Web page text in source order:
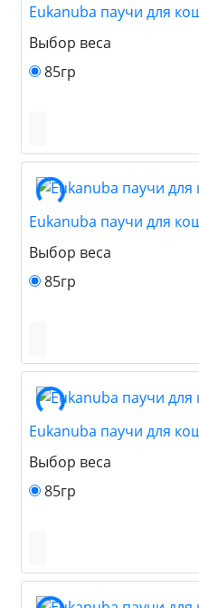
Eukanuba паучи для
Выбор веса
85гр
Eukanuba паучи для
Выбор веса
85гр
Eukanuba паучи для
Выбор веса
85гр